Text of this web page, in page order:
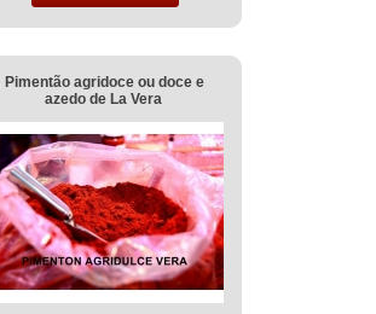
Pimentão agridoce ou doce e
azedo de La Vera